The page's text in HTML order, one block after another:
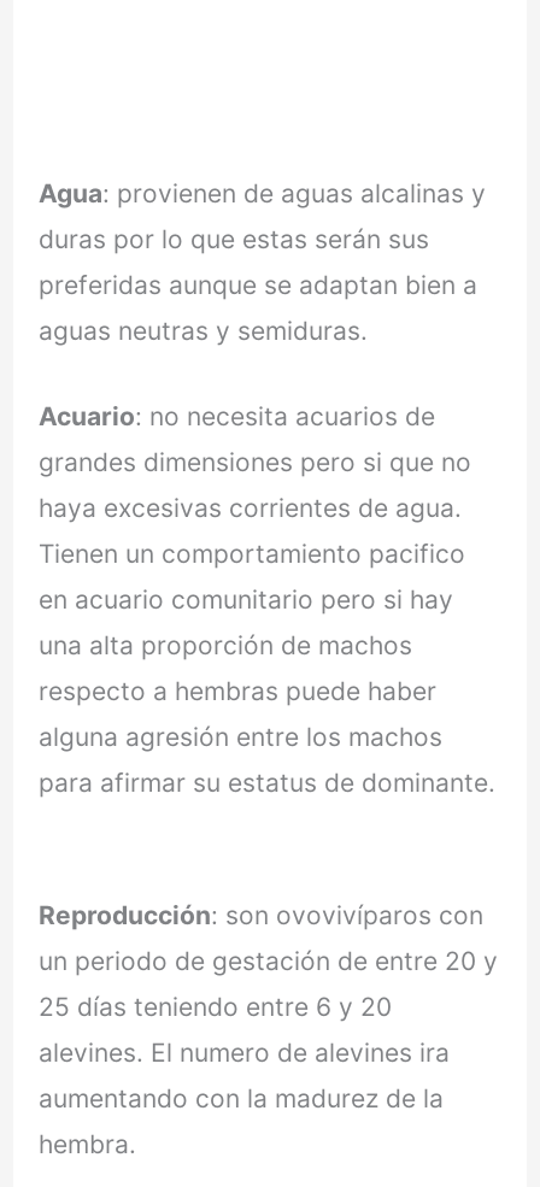
Agua: provienen de aguas alcalinas y
duras por lo que estas serán sus
preferidas aunque se adaptan bien a
aguas neutras y semiduras.
Acuario: no necesita acuarios de
grandes dimensiones pero si que no
haya excesivas corrientes de agua.
Tienen un comportamiento pacifico
en acuario comunitario pero si hay
una alta proporción de machos
respecto a hembras puede haber
alguna agresión entre los machos
para afirmar su estatus de dominante.
Reproducción: son ovovivíparos con
un periodo de gestación de entre 20 y
25 días teniendo entre 6 y 20
alevines. El numero de alevines ira
aumentando con la madurez de la
hembra.